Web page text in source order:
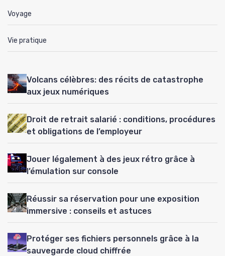
Voyage
Vie pratique
Volcans célèbres: des récits de catastrophe
aux jeux numériques
Droit de retrait salarié : conditions, procédures
et obligations de l’employeur
Jouer légalement à des jeux rétro grâce à
l’émulation sur console
Réussir sa réservation pour une exposition
immersive : conseils et astuces
Protéger ses fichiers personnels grâce à la
sauvegarde cloud chiffrée